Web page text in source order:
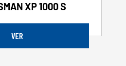
XP 1000 S
VER